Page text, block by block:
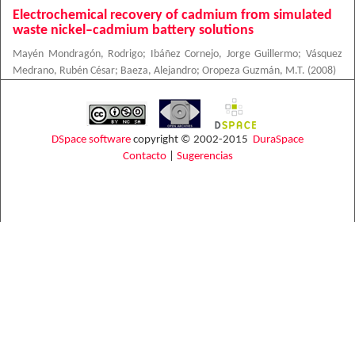
Electrochemical recovery of cadmium from simulated
waste nickel–cadmium battery solutions
Mayén Mondragón, Rodrigo; Ibáñez Cornejo, Jorge Guillermo;Vásquez
Medrano, Rubén César; Baeza, Alejandro; Oropeza Guzmán, M.T. (2008)
DSpace software copyright © 2002-2015 DuraSpace
Contacto| Sugerencias